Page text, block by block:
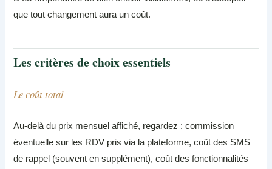
que tout changement aura un coût.
Les critères de choix essentiels
Le coût total
Au-delà du prix mensuel affiché, regardez : commission
éventuelle sur les RDV pris via la plateforme, coût des SMS
de rappel (souvent en supplément), coût des fonctionnalités